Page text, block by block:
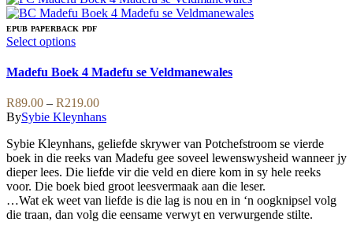
has
multiple
variants.
options
be
chosen
on
the
product
page
EPUB PAPERBACK PDF
Select optionsThis
has
variants.
The
options
may
be
chosen
on
the
product
page
Madefu Boek 4 Madefu se Veldmanewales
R89.00 – R219.00Price
range:
through
R219.00
BySybie Kleynhans
Sybie Kleynhans, geliefde skrywer van Potchefstroom se vierde
boek in die reeks van Madefu gee soveel lewenswysheid wanneer jy
dieper lees. Die liefde vir die veld en diere kom in sy hele reeks
voor. Die boek bied groot leesvermaak aan die leser.
…Wat ek weet van liefde is die lag is nou en in ‘n oogknipsel volg
die traan, dan volg die eensame verwyt en verwurgende stilte.